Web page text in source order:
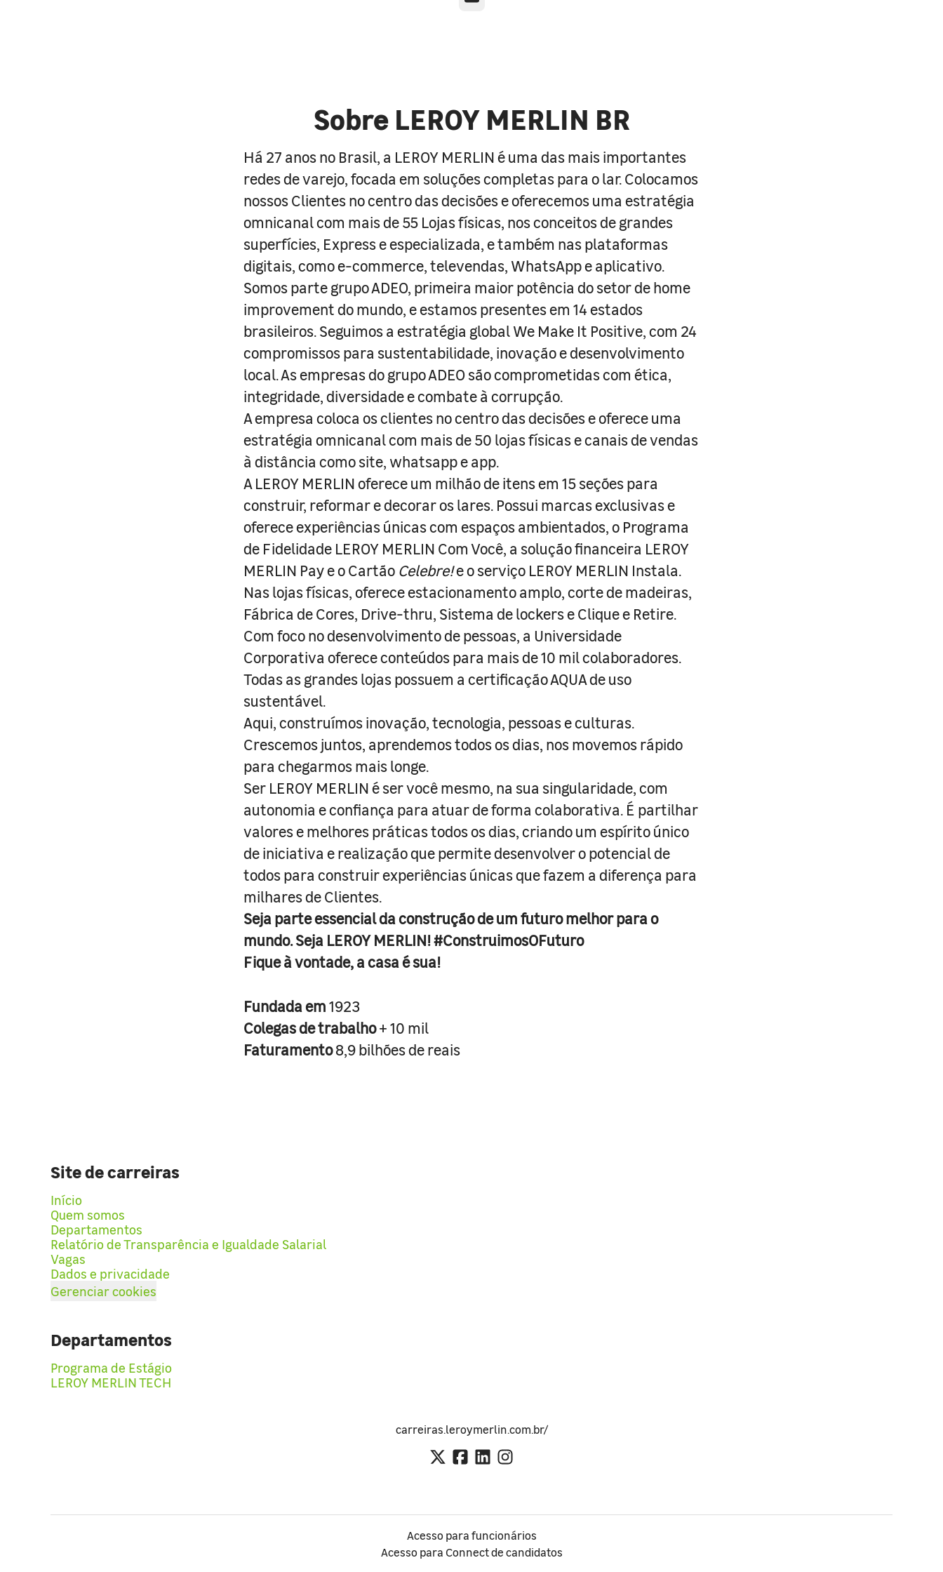
Sobre LEROY MERLIN BR
Há 27 anos no Brasil, a LEROY MERLIN é uma das mais importantes
redes de varejo, focada em soluções completas para o lar. Colocamos
nossos Clientes no centro das decisões e oferecemos uma estratégia
omnicanal com mais de 55 Lojas físicas, nos conceitos de grandes
superfícies, Express e especializada, e também nas plataformas
digitais, como e-commerce, televendas, WhatsApp e aplicativo.
Somos parte grupo ADEO, primeira maior potência do setor de home
improvement do mundo, e estamos presentes em 14 estados
brasileiros. Seguimos a estratégia global We Make It Positive, com 24
compromissos para sustentabilidade, inovação e desenvolvimento
local. As empresas do grupo ADEO são comprometidas com ética,
integridade, diversidade e combate à corrupção.
A empresa coloca os clientes no centro das decisões e oferece uma
estratégia omnicanal com mais de 50 lojas físicas e canais de vendas
à distância como site, whatsapp e app.
A LEROY MERLIN oferece um milhão de itens em 15 seções para
construir, reformar e decorar os lares. Possui marcas exclusivas e
oferece experiências únicas com espaços ambientados, o Programa
de Fidelidade LEROY MERLIN Com Você, a solução financeira LEROY
MERLIN Pay e o Cartão Celebre!e o serviço LEROY MERLIN Instala.
Nas lojas físicas, oferece estacionamento amplo, corte de madeiras,
Fábrica de Cores, Drive-thru, Sistema de lockers e Clique e Retire.
Com foco no desenvolvimento de pessoas, a Universidade
Corporativa oferece conteúdos para mais de 10 mil colaboradores.
Todas as grandes lojas possuem a certificação AQUA de uso
sustentável.
Aqui, construímos inovação, tecnologia, pessoas e culturas.
Crescemos juntos, aprendemos todos os dias, nos movemos rápido
para chegarmos mais longe.
Ser LEROY MERLIN é ser você mesmo, na sua singularidade, com
autonomia e confiança para atuar de forma colaborativa. É partilhar
valores e melhores práticas todos os dias, criando um espírito único
de iniciativa e realização que permite desenvolver o potencial de
todos para construir experiências únicas que fazem a diferença para
milhares de Clientes.
Seja parte essencial da construção de um futuro melhor para o
mundo. Seja LEROY MERLIN! #ConstruimosOFuturo
Fique à vontade, a casa é sua!
Fundada em1923
Colegas de trabalho+ 10 mil
Faturamento8,9 bilhões de reais
Site de carreiras
Início
Quem somos
Departamentos
Relatório de Transparência e Igualdade Salarial
Vagas
Dados e privacidade
Gerenciar cookies
Departamentos
Programa de Estágio
LEROY MERLIN TECH
carreiras.leroymerlin.com.br/
Acesso para funcionários
Acesso para Connect de candidatos